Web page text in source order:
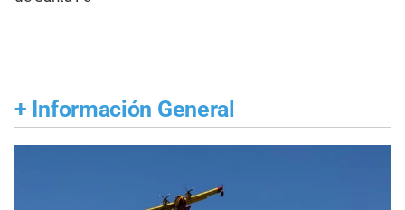
+ Información General